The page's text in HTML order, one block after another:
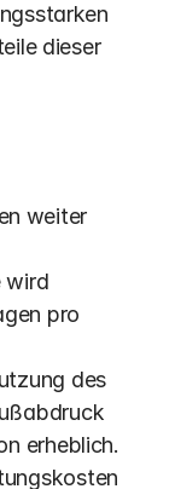
dieser
weiter
wird
pro
des